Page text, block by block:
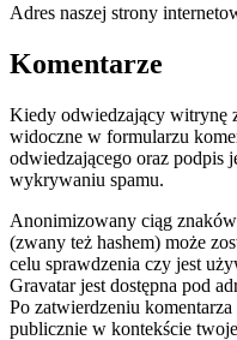
Adres naszej strony
Komentarze
Kiedy odwiedzający witrynę
widoczne w formularzu
odwiedzającego oraz podpis
wykrywaniu spamu.
Anonimizowany ciąg
(zwany też hashem) może
celu sprawdzenia czy jest
Gravatar jest dostępna pod
Po zatwierdzeniu
publicznie w kontekście